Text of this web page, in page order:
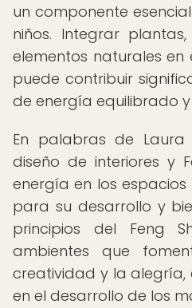
un componente
niños. Integrar
elementos naturales en
puede contribuir
de energía equilibrado
En palabras de Laura
diseño de interiores y
energía en los
para su desarrollo y
principios del Feng
ambientes que
creatividad y la alegría,
en el desarrollo de los